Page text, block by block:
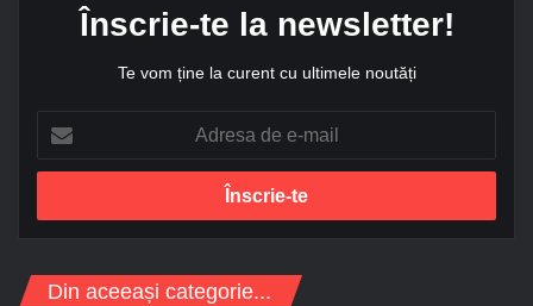
Înscrie-te la newsletter!
Te vom ține la curent cu ultimele noutăți
r
s
d
Din aceeași categorie...